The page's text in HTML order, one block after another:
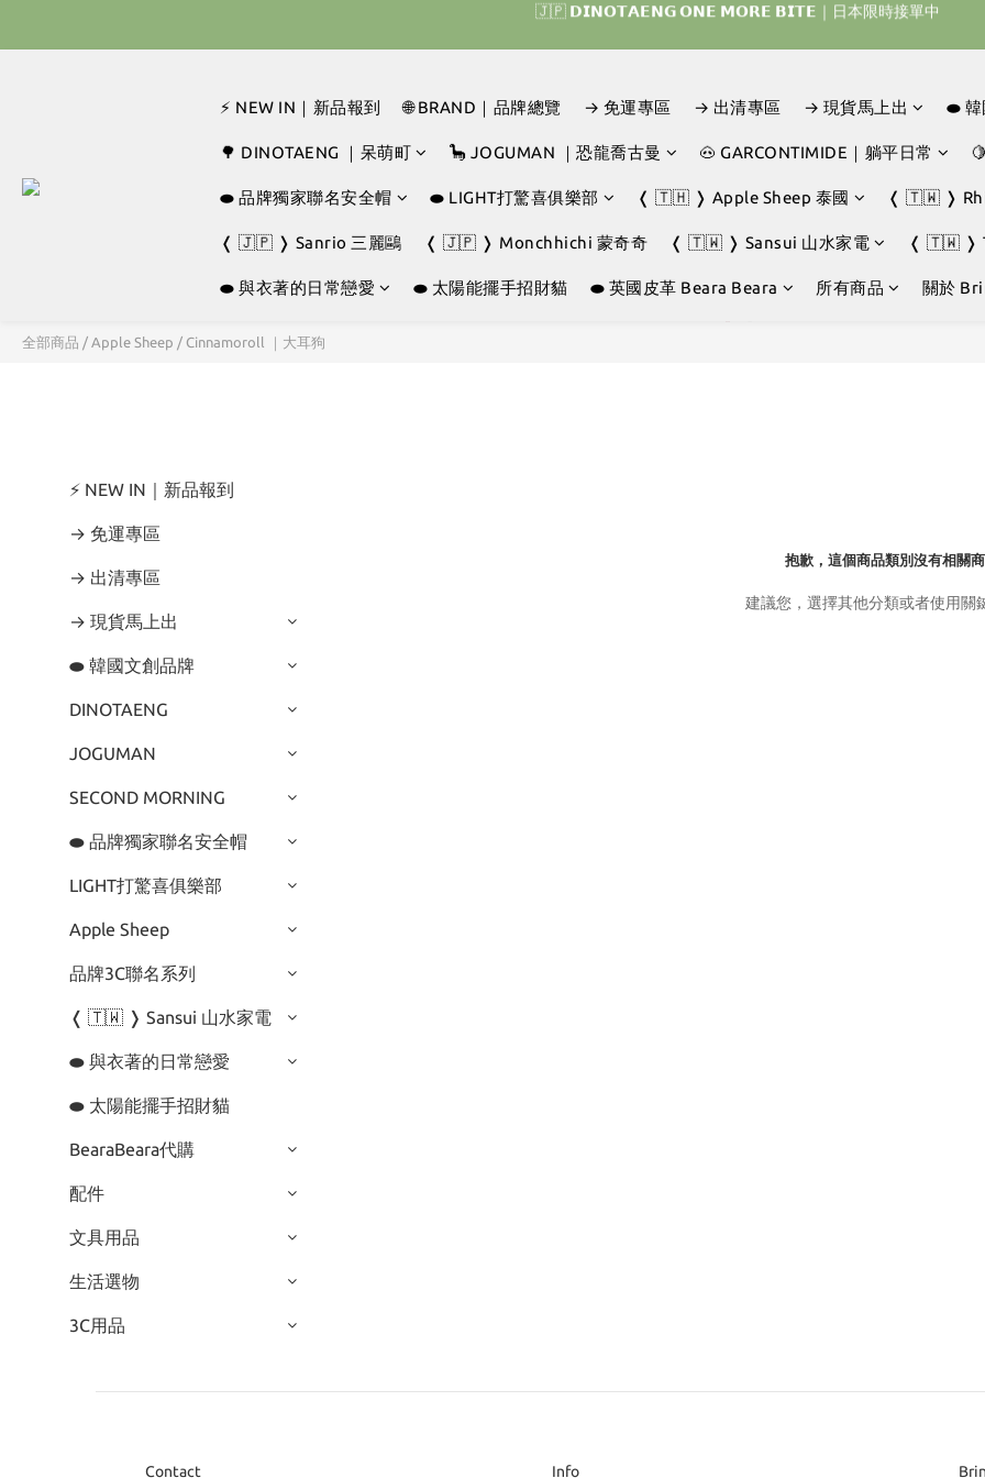
🇰🇷 𝗗𝗜𝗡𝗢𝗧𝗔𝗘𝗡𝗚 𝗛𝗢𝗠𝗘 𝗥𝗨𝗡 ｜韓國首波開賣囉 ▶ 一起參加我們的熱血棒球
⚡ NEW IN｜新品報到 🌐 BRAND｜品牌總覽 → 免運專區 → 出清專區 → 現貨馬上出 ⬬ 韓
🌳 DINOTAENG ｜呆萌町 🦕 JOGUMAN ｜恐龍喬古曼 🐽 GARCONTIMIDE｜躺平日常
⬬ 品牌獨家聯名安全帽 ⬬ LIGHT打驚喜俱樂部 ❬ 🇹🇭 ❭ Apple Sheep 泰國 ❬ 🇹🇼 ❭
❬ 🇯🇵 ❭ Sanrio 三麗鷗 ❬ 🇯🇵 ❭ Monchhichi 蒙奇奇 ❬ 🇹🇼 ❭ Sansui 山水家電 ❬ 🇹🇼 ❭
⬬ 與衣著的日常戀愛 ⬬ 太陽能擺手招財貓 ⬬ 英國皮革 Beara Beara 所有商品 關於
全部商品 / Apple Sheep / Cinnamoroll ｜大耳狗
⚡ NEW IN｜新品報到
→ 免運專區
→ 出清專區
→ 現貨馬上出
⬬ 韓國文創品牌
DINOTAENG
JOGUMAN
SECOND MORNING
⬬ 品牌獨家聯名安全帽
LIGHT打驚喜俱樂部
Apple Sheep
品牌3C聯名系列
❬ 🇹🇼 ❭ Sansui 山水家電
⬬ 與衣著的日常戀愛
⬬ 太陽能擺手招財貓
BearaBeara代購
配件
文具用品
生活選物
3C用品
抱歉，這個商品類別沒有相關
建議您，選擇其他分類或者使用關
Contact Info